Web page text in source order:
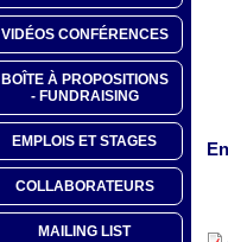
VIDÉOS CONFÉRENCES
BOÎTE À PROPOSITIONS
- FUNDRAISING
EMPLOIS ET STAGES
COLLABORATEURS
MAILING LIST